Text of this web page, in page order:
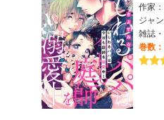
作家：
ジャ
雑誌
巻数：